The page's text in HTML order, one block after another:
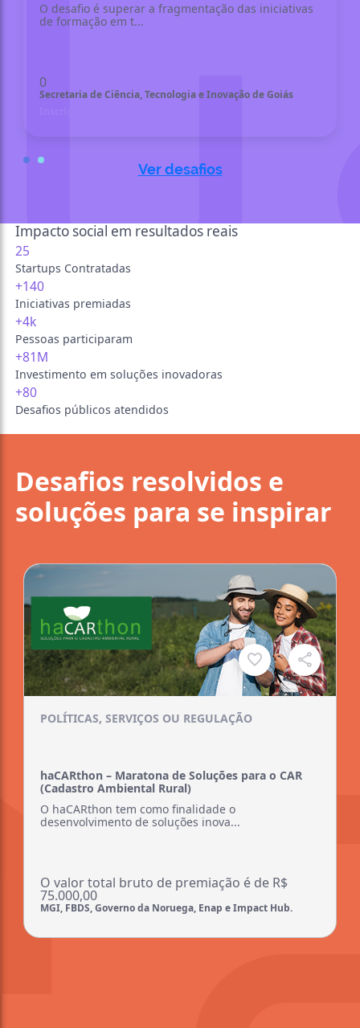
O desafio é superar a fragmentação das iniciativas
de formação em t...
0
Secretaria de Ciência, Tecnologia e Inovação de Goiás
Ver desafios
Impacto social em resultados reais
25
Startups Contratadas
+140
Iniciativas premiadas
+4k
Pessoas participaram
+81M
Investimento em soluções inovadoras
+80
Desafios públicos atendidos
Desafios resolvidos e
soluções para se inspirar
POLÍTICAS, SERVIÇOS OU REGULAÇÃO
haCARthon – Maratona de Soluções para o CAR
(Cadastro Ambiental Rural)
O haCARthon tem como finalidade o
desenvolvimento de soluções inova...
O valor total bruto de premiação é de R$
75.000,00
MGI, FBDS, Governo da Noruega, Enap e Impact Hub.